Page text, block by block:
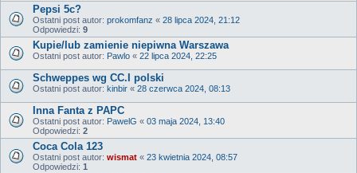
Pepsi 5c?
Ostatni post autor: prokomfanz « 28 lipca 2024, 21:12
Odpowiedzi: 9
Kupie/lub zamienie niepiwna Warszawa
Ostatni post autor: Pawlo « 22 lipca 2024, 22:25
Schweppes wg CC.I polski
Ostatni post autor: kinbir « 28 czerwca 2024, 08:13
Inna Fanta z PAPC
Ostatni post autor: PawelG « 03 maja 2024, 13:40
Odpowiedzi: 2
Coca Cola 123
Ostatni post autor: wismat « 23 kwietnia 2024, 08:57
Odpowiedzi: 1